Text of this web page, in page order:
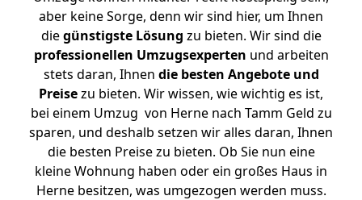
aber keine Sorge, denn wir sind hier, um Ihnen
diegünstigste Lösung zu bieten. Wir sind die
professionellen Umzugsexperten und arbeiten
stets daran, Ihnen die besten Angebote und
Preisezu bieten. Wir wissen, wie wichtig es ist,
bei einem Umzug von Herne nach Tamm Geld zu
sparen, und deshalb setzen wir alles daran, Ihnen
die besten Preise zu bieten. Ob Sie nun eine
kleine Wohnung haben oder ein großes Haus in
Herne besitzen, was umgezogen werden muss.